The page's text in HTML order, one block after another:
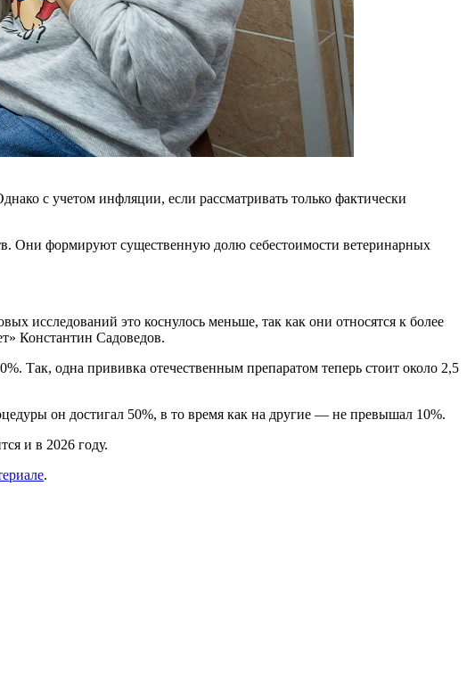
с учетом инфляции, если рассматривать только фактически
Они формируют существенную долю себестоимости ветеринарных
исследований это коснулось меньше, так как они относятся к более
Константин Садоведов.
Так, одна прививка отечественным препаратом теперь стоит около 2,5
он достигал 50%, в то время как на другие — не превышал 10%.
и в 2026 году.
.